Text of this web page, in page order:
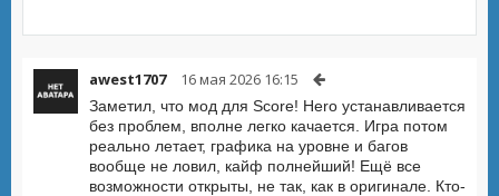
awest1707 16 мая 2026 16:15
Заметил, что мод для Score! Hero устанавливается
без проблем, вполне легко качается. Игра потом
реально летает, графика на уровне и багов
вообще не ловил, кайф полнейший! Ещё все
возможности открыты, не так, как в оригинале. Кто-